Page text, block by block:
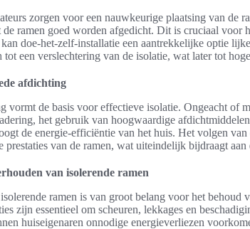
zorgen voor een nauwkeurige plaatsing van de
de ramen goed worden afgedicht. Dit is cruciaal
doe-het-zelf-installatie een aantrekkelijke optie
tot een verslechtering van de isolatie, wat later tot
afdichting
vormt de basis voor effectieve isolatie. Ongeacht of
het gebruik van hoogwaardige
de energie-efficiëntie van het huis. Het volgen
prestaties van de ramen, wat uiteindelijk bijdraagt
van isolerende ramen
ramen is van groot belang voor het behoud
zijn essentieel om scheuren, lekkages en
huiseigenaren onnodige energieverliezen